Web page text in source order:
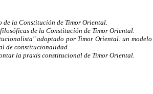
de la Constitución de Timor Oriental.
de la Constitución de Timor Oriental.
adoptado por Timor Oriental: un
de constitucionalidad.
la praxis constitucional de Timor Oriental.